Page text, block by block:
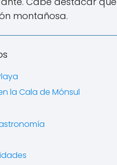
montañosa.
la Cala de Mónsul